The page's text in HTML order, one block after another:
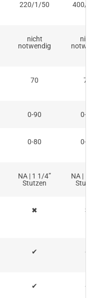
220/1/50 400/
nicht
notwendig
70 70
0-90 0-
0-80 0-
NA | 1 1/4”
Stutzen
NA | 1
✖ ✖
✔ ✔
✔ ✔